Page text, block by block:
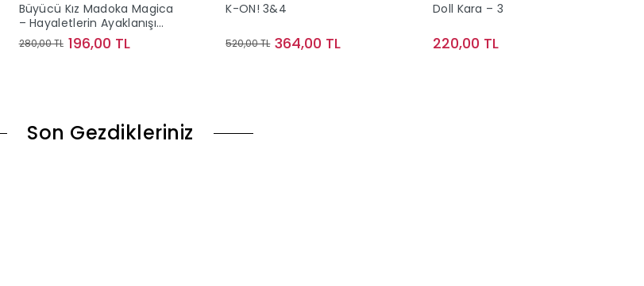
Büyücü Kız Madoka Magica
– Hayaletlerin Ayaklanışı
Cilt 1
280,00 TL 196,00 TL
K-ON! 3&4
520,00 TL 364,00 TL
Doll Kara – 3
220,00 TL
Son Gezdikleriniz